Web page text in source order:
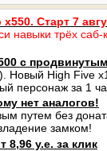
Старт 7
трёх саб-
с
High Five
персонаж за 1
нет аналогов!
путем без
замком!
8,96 у.е. за клик